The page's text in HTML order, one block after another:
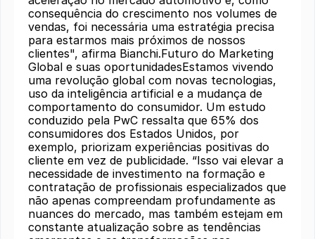
consequência do crescimento nos volumes de
vendas, foi necessária uma estratégia precisa
para estarmos mais próximos de nossos
clientes", afirma Bianchi.Futuro do Marketing
Global e suas oportunidadesEstamos vivendo
uma revolução global com novas tecnologias,
uso da inteligência artificial e a mudança de
comportamento do consumidor. Um estudo
conduzido pela PwC ressalta que 65% dos
consumidores dos Estados Unidos, por
exemplo, priorizam experiências positivas do
cliente em vez de publicidade. “Isso vai elevar a
necessidade de investimento na formação e
contratação de profissionais especializados que
não apenas compreendam profundamente as
nuances do mercado, mas também estejam em
constante atualização sobre as tendências